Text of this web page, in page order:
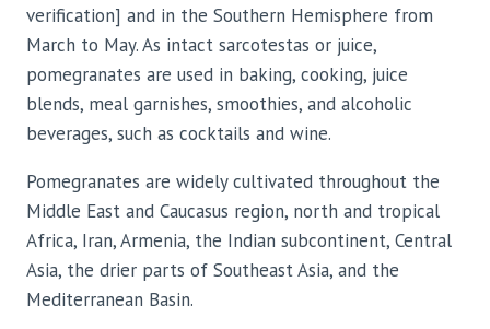
verification] and in the Southern Hemisphere from
March to May. As intact sarcotestas or juice,
pomegranates are used in baking, cooking, juice
blends, meal garnishes, smoothies, and alcoholic
beverages, such as cocktails and wine.
Pomegranates are widely cultivated throughout the
Middle East and Caucasus region, north and tropical
Africa, Iran, Armenia, the Indian subcontinent, Central
Asia, the drier parts of Southeast Asia, and the
Mediterranean Basin.